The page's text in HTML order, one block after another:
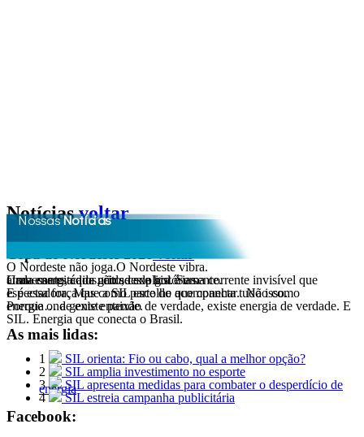
NossasNotícias
Notíciasvoltar
Copa do Nordeste 2026voltar
O Nordeste não joga.O Nordeste vibra.
Cada canto, cada grito, cada gol é uma corrente invisível que atravessa estádios, cidades e histórias.
Uma energia que não se explica. Se sente.
E é essa força que a SIL escolhe acompanhar.
Não como espectadora. Mas como parte do que conecta tudo isso.
Porque onde existe paixão de verdade, existe energia de verdade. E energia… a gente entende.
SIL. Energia que conecta o Brasil.
As mais lidas:
1
SIL orienta: Fio ou cabo, qual a melhor opção?
2
SIL amplia investimento no esporte
3
SIL apresenta medidas para combater o desperdício de
energia
4 SIL estreia campanha publicitária
Facebook: